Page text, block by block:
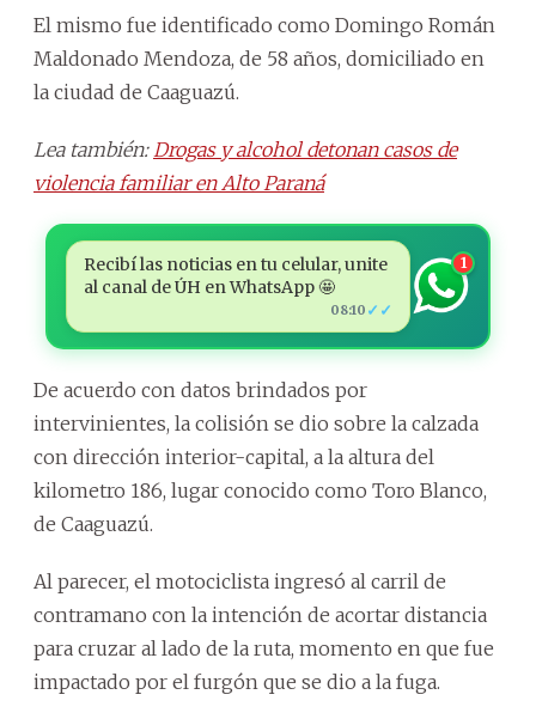
El mismo fue identificado como Domingo Román
Maldonado Mendoza, de 58 años, domiciliado en
la ciudad de Caaguazú.
Lea también: Drogas y alcohol detonan casos de
violencia familiar en Alto Paraná
Recibí las noticias en tu celular, unite
al canal de ÚH en WhatsApp 🤩
08:10 ✓✓
1
De acuerdo con datos brindados por
intervinientes, la colisión se dio sobre la calzada
con dirección interior-capital, a la altura del
kilometro 186, lugar conocido como Toro Blanco,
de Caaguazú.
Al parecer, el motociclista ingresó al carril de
contramano con la intención de acortar distancia
para cruzar al lado de la ruta, momento en que fue
impactado por el furgón que se dio a la fuga.